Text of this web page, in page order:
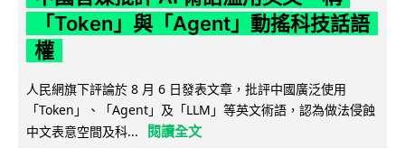
「Token」與「Agent」動搖科技話語
權
人民網旗下評論於 8 月 6 日發表文章，批評中國廣泛使用
「Token」、「Agent」及「LLM」等英文術語，認為做法侵蝕
中文表意空間及科...
閱讀全文